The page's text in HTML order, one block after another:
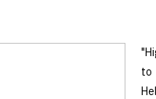
to